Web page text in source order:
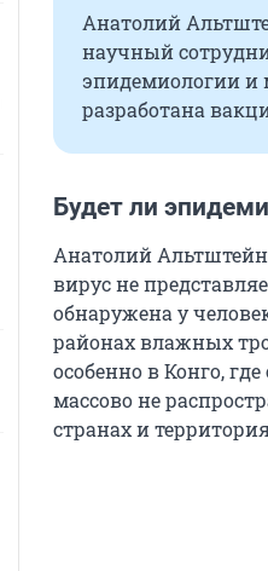
Анатолий
научный
эпидемиологии и
разработана
Будет ли
Анатолий Альтштейн
вирус не
обнаружена у
районах влажных
особенно в Конго,
массово не
странах и